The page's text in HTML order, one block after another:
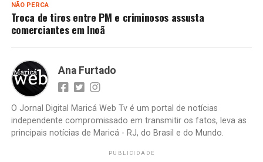
NÃO PERCA
Troca de tiros entre PM e criminosos assusta
comerciantes em Inoã
Ana Furtado
O Jornal Digital Maricá Web Tv é um portal de notícias
independente compromissado em transmitir os fatos, leva as
principais notícias de Maricá - RJ, do Brasil e do Mundo.
PUBLICIDADE